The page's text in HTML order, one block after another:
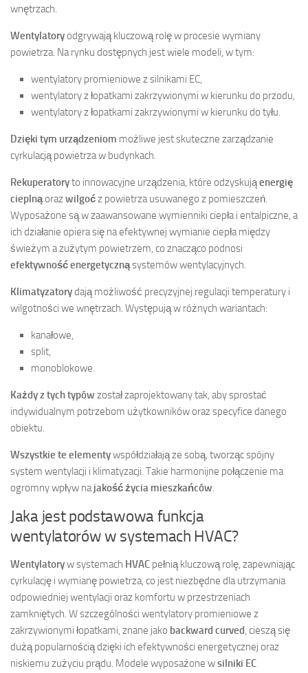
wnętrzach.
Wentylatoryodgrywają kluczową rolę w procesie wymiany
powietrza. Na rynku dostępnych jest wiele modeli, w tym:
wentylatory promieniowe z silnikami EC,
wentylatory z łopatkami zakrzywionymi w kierunku do przodu,
wentylatory z łopatkami zakrzywionymi w kierunku do tyłu.
Dzięki tym urządzeniom możliwe jest skuteczne zarządzanie
cyrkulacją powietrza w budynkach.
Rekuperatoryto innowacyjne urządzenia, które odzyskująenergię
cieplnąorazwilgoćz powietrza usuwanego z pomieszczeń.
Wyposażone są w zaawansowane wymienniki ciepła i entalpiczne, a
ich działanie opiera się na efektywnej wymianie ciepła między
świeżym a zużytym powietrzem, co znacząco podnosi
efektywność energetycznąsystemów wentylacyjnych.
Klimatyzatorydają możliwość precyzyjnej regulacji temperatury i
wilgotności we wnętrzach. Występują w różnych wariantach:
kanałowe,
split,
monoblokowe.
Każdy z tych typów został zaprojektowany tak, aby sprostać
indywidualnym potrzebom użytkowników oraz specyfice danego
obiektu.
Wszystkie te elementywspółdziałają ze sobą, tworząc spójny
system wentylacji i klimatyzacji. Takie harmonijne połączenie ma
ogromny wpływ najakość życia mieszkańców.
Jaka jest podstawowa funkcja
wentylatorów w systemach HVAC?
Wentylatoryw systemach HVAC pełnią kluczową rolę, zapewniając
cyrkulację i wymianę powietrza, co jest niezbędne dla utrzymania
odpowiedniej wentylacji oraz komfortu w przestrzeniach
zamkniętych. W szczególności wentylatory promieniowe z
zakrzywionymi łopatkami, znane jako backward curved, cieszą się
dużą popularnością dzięki ich efektywności energetycznej oraz
niskiemu zużyciu prądu. Modele wyposażone wsilniki EC